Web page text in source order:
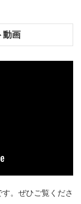
動画
。ぜひご覧くださ